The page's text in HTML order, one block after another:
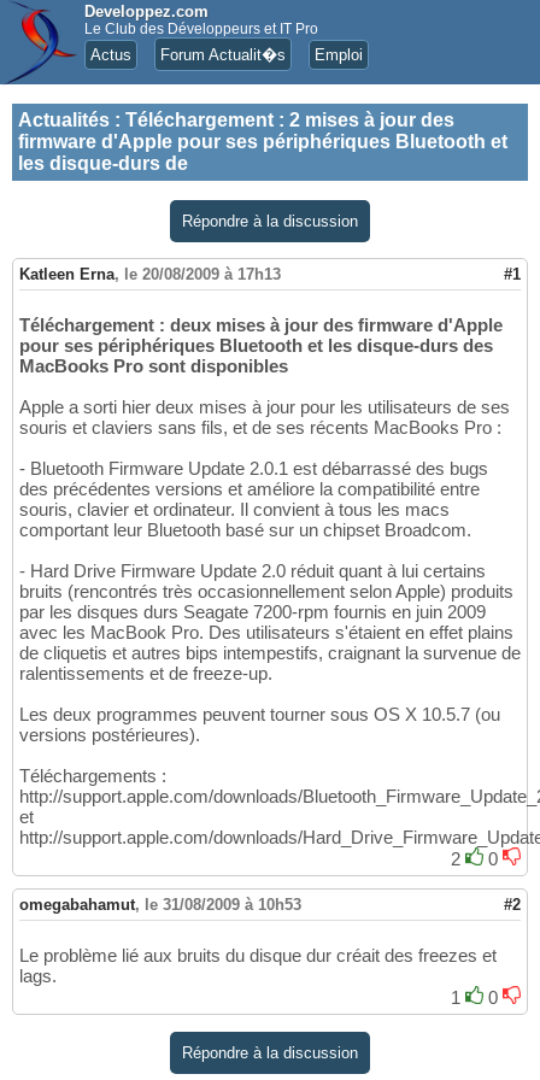
Developpez.com
Le Club des Développeurs et IT Pro
Actus Forum Actualit�s Emploi
Actualités : Téléchargement : 2 mises à jour des
firmware d'Apple pour ses périphériques Bluetooth et
les disque-durs de
Répondre à la discussion
Katleen Erna, le 20/08/2009 à 17h13 #1
Téléchargement : deux mises à jour des firmware d'Apple
pour ses périphériques Bluetooth et les disque-durs des
MacBooks Pro sont disponibles
Apple a sorti hier deux mises à jour pour les utilisateurs de ses
souris et claviers sans fils, et de ses récents MacBooks Pro :
- Bluetooth Firmware Update 2.0.1 est débarrassé des bugs
des précédentes versions et améliore la compatibilité entre
souris, clavier et ordinateur. Il convient à tous les macs
comportant leur Bluetooth basé sur un chipset Broadcom.
- Hard Drive Firmware Update 2.0 réduit quant à lui certains
bruits (rencontrés très occasionnellement selon Apple) produits
par les disques durs Seagate 7200-rpm fournis en juin 2009
avec les MacBook Pro. Des utilisateurs s'étaient en effet plains
de cliquetis et autres bips intempestifs, craignant la survenue de
ralentissements et de freeze-up.
Les deux programmes peuvent tourner sous OS X 10.5.7 (ou
versions postérieures).
Téléchargements :
http://support.apple.com/downloads/
et
http://support.apple.com/downloads/
2
0
omegabahamut, le 31/08/2009 à 10h53 #2
Le problème lié aux bruits du disque dur créait des freezes et
lags.
1
0
Répondre à la discussion